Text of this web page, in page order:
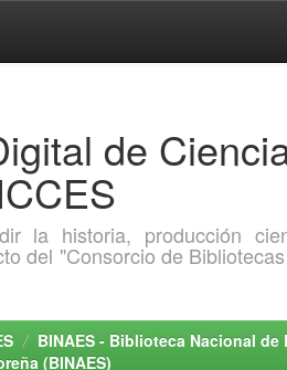
de
la historia, producción
del "Consorcio de
BINAES - Biblioteca Nacional
(BINAES)